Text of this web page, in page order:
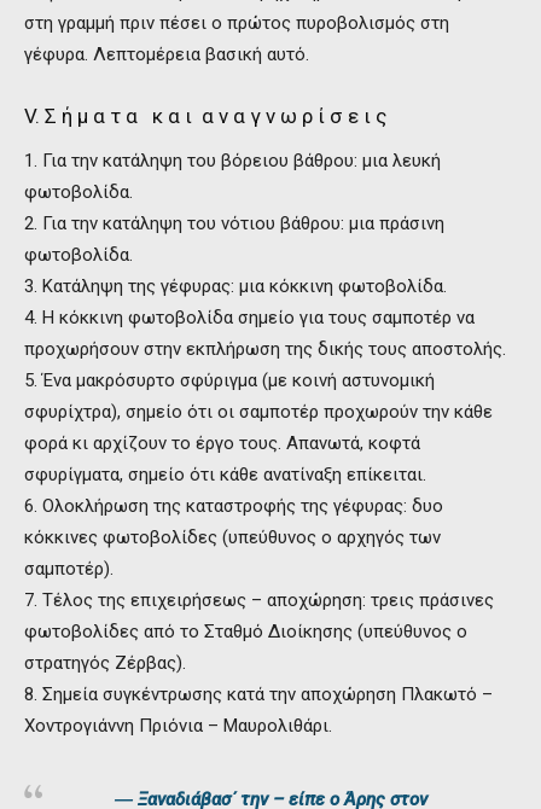
στη γραμμή πριν πέσει ο πρώτος πυροβολισμός στη
γέφυρα. Λεπτομέρεια βασική αυτό.
V. Σ ή μ α τ α κ α ι α ν α γ ν ω ρ ί σ ε ι ς
1. Για την κατάληψη του βόρειου βάθρου: μια λευκή
φωτοβολίδα.
2. Για την κατάληψη του νότιου βάθρου: μια πράσινη
φωτοβολίδα.
3. Κατάληψη της γέφυρας: μια κόκκινη φωτοβολίδα.
4. Η κόκκινη φωτοβολίδα σημείο για τους σαμποτέρ να
προχωρήσουν στην εκπλήρωση της δικής τους αποστολής.
5. Ένα μακρόσυρτο σφύριγμα (με κοινή αστυνομική
σφυρίχτρα), σημείο ότι οι σαμποτέρ προχωρούν την κάθε
φορά κι αρχίζουν το έργο τους. Απανωτά, κοφτά
σφυρίγματα, σημείο ότι κάθε ανατίναξη επίκειται.
6. Ολοκλήρωση της καταστροφής της γέφυρας: δυο
κόκκινες φωτοβολίδες (υπεύθυνος ο αρχηγός των
σαμποτέρ).
7. Τέλος της επιχειρήσεως – αποχώρηση: τρεις πράσινες
φωτοβολίδες από το Σταθμό Διοίκησης (υπεύθυνος ο
στρατηγός Ζέρβας).
8. Σημεία συγκέντρωσης κατά την αποχώρηση Πλακωτό –
Χοντρογιάννη Πριόνια – Μαυρολιθάρι.
― Ξαναδιάβασ΄ την – είπε ο Άρης στον